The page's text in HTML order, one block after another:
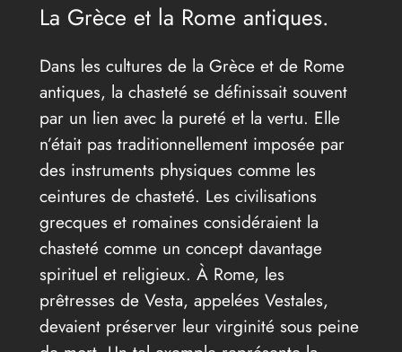
La Grèce et la Rome antiques.
Dans les cultures de la Grèce et de Rome
antiques, la chasteté se définissait souvent
par un lien avec la pureté et la vertu. Elle
n’était pas traditionnellement imposée par
des instruments physiques comme les
ceintures de chasteté. Les civilisations
grecques et romaines considéraient la
chasteté comme un concept davantage
spirituel et religieux. À Rome, les
prêtresses de Vesta, appelées Vestales,
devaient préserver leur virginité sous peine